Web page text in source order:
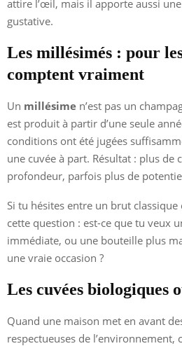
attire l’œil, mais il apporte aussi
gustative.
Les millésimés : pour
comptent vraiment
Un millésime n’est pas un
est produit à partir d’une seule
conditions ont été jugées
une cuvée à part. Résultat : plus de
profondeur, parfois plus de
Si tu hésites entre un brut
cette question : est-ce que tu veux
immédiate, ou une bouteille plus
une vraie occasion ?
Les cuvées biologiques
Quand une maison met en avant
respectueuses de l’environnement,